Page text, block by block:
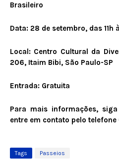
Brasileiro
Data: 28 de setembro, das 11h
Local: Centro Cultural da
206, Itaim Bibi, São Paulo-SP
Entrada: Gratuita
Para mais informações,
entre em contato pelo telefone
Tags Passeios